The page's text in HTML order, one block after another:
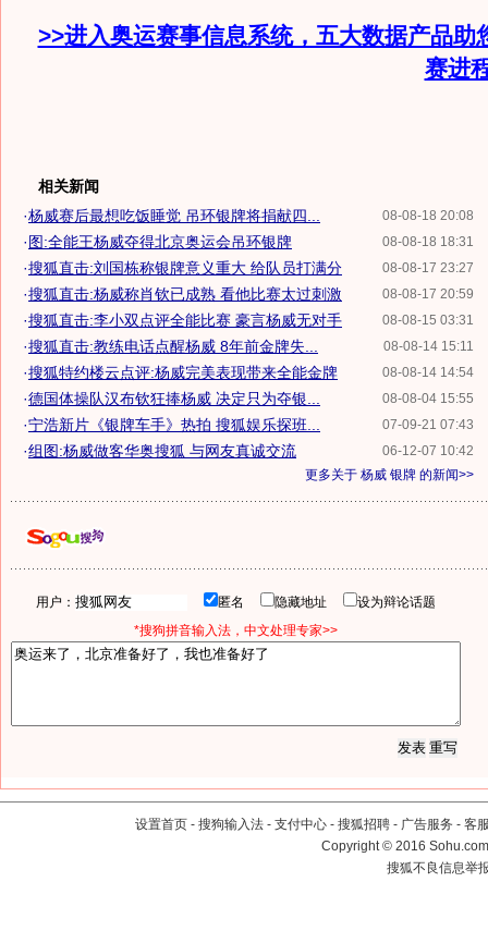
>>进入奥运赛事信息系统，五大数据产品助
赛进
相关新闻
08-08-18 20:08
·杨威赛后最想吃饭睡觉 吊环银牌将捐献四...
08-08-18 18:31
·图:全能王杨威夺得北京奥运会吊环银牌
08-08-17 23:27
·搜狐直击:刘国栋称银牌意义重大 给队员打满分
08-08-17 20:59
·搜狐直击:杨威称肖钦已成熟 看他比赛太过刺激
08-08-15 03:31
·搜狐直击:李小双点评全能比赛 豪言杨威无对手
08-08-14 15:11
·搜狐直击:教练电话点醒杨威 8年前金牌失...
08-08-14 14:54
·搜狐特约楼云点评:杨威完美表现带来全能金牌
08-08-04 15:55
·德国体操队汉布钦狂捧杨威 决定只为夺银...
07-09-21 07:43
·宁浩新片《银牌车手》热拍 搜狐娱乐探班...
06-12-07 10:42
·组图:杨威做客华奥搜狐 与网友真诚交流
更多关于 杨威 银牌 的新闻>>
用户： 匿名 隐藏地址
设为辩论话题
*搜狗拼音输入法，中文处理专家>>
设置首页 - 搜狗输入法 - 支付中心 - 搜狐招聘 - 广告服务 - 客
Copyright©2016
搜狐不良信息举